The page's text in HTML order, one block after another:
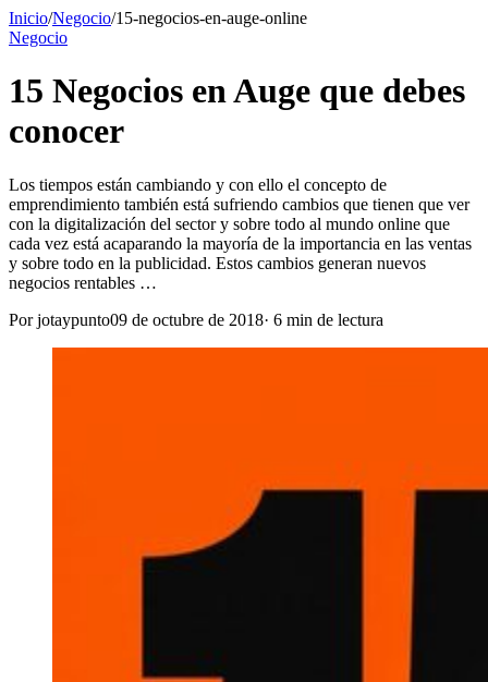
Inicio/Negocio/15-negocios-en-auge-online
Negocio
15 Negocios en Auge que debes
conocer
Los tiempos están cambiando y con ello el concepto de
emprendimiento también está sufriendo cambios que tienen que ver
con la digitalización del sector y sobre todo al mundo online que
cada vez está acaparando la mayoría de la importancia en las ventas
y sobre todo en la publicidad. Estos cambios generan nuevos
negocios rentables …
Porjotaypunto09 de octubre de 2018· 6 min de lectura